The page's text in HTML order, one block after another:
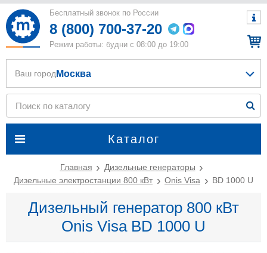
Бесплатный звонок по России
8 (800) 700-37-20
Режим работы: будни с 08:00 до 19:00
Каталог
Ваш город Москва
Главная
Дизельные генераторы
Дизельные электростанции 800 кВт
Onis Visa BD 1000 U
Дизельный генератор 800 кВт
Onis Visa BD 1000 U